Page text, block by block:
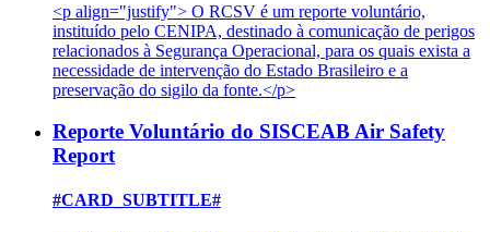
<p align="justify"> O RCSV é um reporte voluntário,
instituído pelo CENIPA, destinado à comunicação de perigos
relacionados à Segurança Operacional, para os quais exista a
necessidade de intervenção do Estado Brasileiro e a
preservação do sigilo da fonte.</p>
Reporte Voluntário do SISCEAB Air Safety
Report
#CARD_SUBTITLE#